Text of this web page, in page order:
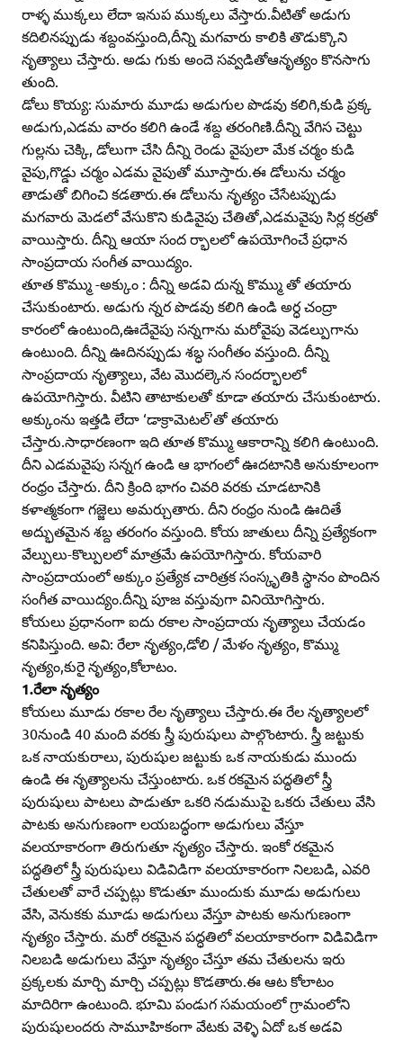
రాళ్ళ ముక్కలు లేదా ఇనుప ముక్కలు వేస్తారు.వీటితో అడుగు
కదిలినప్పుడు శబ్దంవస్తుంది,దీన్ని మగవారు కాలికి తొడుక్కొని
నృత్యాలు చేస్తారు. అడు గుకు అందె సవ్వడితోఆనృత్యం కొనసాగు
తుంది.
డోలు కొయ్య: సుమారు మూడు అడుగుల పొడవు కలిగి,కుడి ప్రక్క
అడుగు,ఎడమ వారం కలిగి ఉండే శబ్ద తరంగిణి.దీన్ని వేగిస చెట్టు
గుల్లను చెక్కి, డోలుగా చేసి దీన్ని రెండు వైపులా మేక చర్మం కుడి
వైపు,గొడ్డు చర్మం ఎడమ వైపుతో మూస్తారు.ఈ డోలును చర్మం
తాడుతో బిగించి కడతారు.ఈ డోలును నృత్యం చేసేటప్పుడు
మగవారు మెడలో వేసుకొని కుడివైపు చేతితో,ఎడమవైపు సిర్ల కర్రతో
వాయిస్తారు. దీన్ని ఆయా సంద ర్భాలలో ఉపయోగించే ప్రధాన
సాంప్రదాయ సంగీత వాయిద్యం.
తూత కొమ్ము -అక్కుం : దీన్ని అడవి దున్న కొమ్ము తో తయారు
చేసుకుంటారు. అడుగు న్నర పొడవు కలిగి ఉండి అర్ధ చంద్రా
కారంలో ఉంటుంది,ఊదేవైపు సన్నగాను మరోవైపు వెడల్పుగాను
ఉంటుంది. దీన్ని ఊదినప్పుడు శబ్ధ సంగీతం వస్తుంది. దీన్ని
సాంప్రదాయ నృత్యాలు, వేట మొదల్కెన సందర్భాలలో
ఉపయోగిస్తారు. వీటిని తాటాకులతో కూడా తయారు చేసుకుంటారు.
అక్కుంను ఇత్తడి లేదా ‘డాక్రామెటల్‌’తో తయారు
చేస్తారు.సాధారణంగా ఇది తూత కొమ్ము ఆకారాన్ని కలిగి ఉంటుంది.
దీని ఎడమవైపు సన్నగ ఉండి ఆ భాగంలో ఊదటానికి అనుకూలంగా
రంధ్రం చేస్తారు. దీని క్రింది భాగం చివరి వరకు చూడటానికి
కళాత్మకంగా గజ్జెలు అమర్చుతారు. దీని రంధ్రం నుండి ఊదితే
అద్భుతమైన శబ్ద తరంగం వస్తుంది. కోయ జాతులు దీన్ని ప్రత్యేకంగా
వేల్పులు-కొల్పులలో మాత్రమే ఉపయోగిస్తారు. కోయవారి
సాంప్రదాయంలో అక్కుం ప్రత్యేక చారిత్రక సంస్కృతికి స్థానం పొందిన
సంగీత వాయిద్యం.దీన్ని పూజ వస్తువుగా వినియోగిస్తారు.
కోయలు ప్రధానంగా ఐదు రకాల సాంప్రదాయ నృత్యాలు చేయడం
కనిపిస్తుంది. అవి: రేలా నృత్యం,డోలి / మేళం నృత్యం, కొమ్ము
నృత్యం,కురై నృత్యం,కోలాటం.
1.రేలా నృత్యం
కోయలు మూడు రకాల రేల నృత్యాలు చేస్తారు.ఈ రేల నృత్యాలలో
30నుండి 40 మంది వరకు స్త్రీ పురుషులు పాల్గొంటారు. స్త్రీ జట్టుకు
ఒక నాయకురాలు, పురుషుల జట్టుకు ఒక నాయకుడు ముందు
ఉండి ఈ నృత్యాలను చేస్తుంటారు. ఒక రకమైన పద్ధతిలో స్త్రీ
పురుషులు పాటలు పాడుతూ ఒకరి నడుముపై ఒకరు చేతులు వేసి
పాటకు అనుగుణంగా లయబద్ధంగా అడుగులు వేస్తూ
వలయాకారంగా తిరుగుతూ నృత్యం చేస్తారు. ఇంకో రకమైన
పద్ధతిలో స్త్రీ పురుషులు విడివిడిగా వలయాకారంగా నిలబడి, ఎవరి
చేతులతో వారే చప్పట్లు కొడుతూ ముందుకు మూడు అడుగులు
వేసి, వెనుకకు మూడు అడుగులు వేస్తూ పాటకు అనుగుణంగా
నృత్యం చేస్తారు. మరో రకమైన పద్ధతిలో వలయాకారంగా విడివిడిగా
నిలబడి అడుగులు వేస్తూ నృత్యం చేస్తూ తమ చేతులను ఇరు
ప్రక్కలకు మార్చి మార్చి చప్పట్లు కొడతారు.ఈ ఆట కోలాటం
మాదిరిగా ఉంటుంది. భూమి పండుగ సమయంలో గ్రామంలోని
పురుషులందరు సామూహికంగా వేటకు వెళ్ళి ఏదో ఒక అడవి